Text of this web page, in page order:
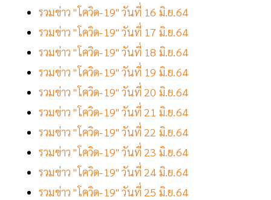
รวมข่าว "โควิด-19" วันที่ 16 มิ.ย.64
รวมข่าว "โควิด-19" วันที่ 17 มิ.ย.64
รวมข่าว "โควิด-19" วันที่ 18 มิ.ย.64
รวมข่าว "โควิด-19" วันที่ 19 มิ.ย.64
รวมข่าว "โควิด-19" วันที่ 20 มิ.ย.64
รวมข่าว "โควิด-19" วันที่ 21 มิ.ย.64
รวมข่าว "โควิด-19" วันที่ 22 มิ.ย.64
รวมข่าว "โควิด-19" วันที่ 23 มิ.ย.64
รวมข่าว "โควิด-19" วันที่ 24 มิ.ย.64
รวมข่าว "โควิด-19" วันที่ 25 มิ.ย.64